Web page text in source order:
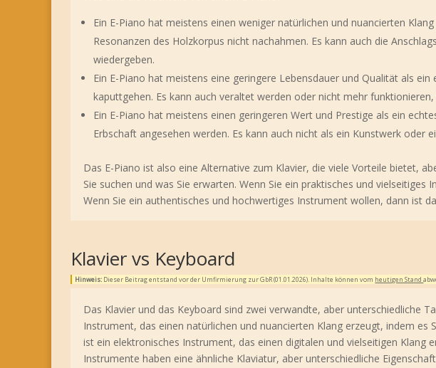
Ein E-Piano hat meistens einen weniger natürlichen und nuancierten
Resonanzen des Holzkorpus nicht nachahmen. Es kann auch die
wiedergeben.
Ein E-Piano hat meistens eine geringere Lebensdauer und Qualität als
kaputtgehen. Es kann auch veraltet werden oder nicht mehr
Ein E-Piano hat meistens einen geringeren Wert und Prestige als ein
Erbschaft angesehen werden. Es kann auch nicht als ein Kunstwerk oder
Das E-Piano ist also eine Alternative zum Klavier, die viele Vorteile bietet,
Sie suchen und was Sie erwarten. Wenn Sie ein praktisches und
Wenn Sie ein authentisches und hochwertiges Instrument wollen, dann ist
Klavier vs Keyboard
Hinweis: Dieser Beitrag entstand vor der Umfirmierung zur GbR (01.01.2026). Inhalte können vom heutigen Stand
Das Klavier und das Keyboard sind zwei verwandte, aber unterschiedliche
Instrument, das einen natürlichen und nuancierten Klang erzeugt, indem es
ist ein elektronisches Instrument, das einen digitalen und vielseitigen Klang
Instrumente haben eine ähnliche Klaviatur, aber unterschiedliche